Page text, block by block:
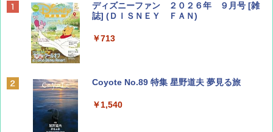
ディズニーファン ２０２６年 ９月号 [雑
誌] (ＤＩＳＮＥＹ ＦＡＮ)
￥713
Coyote No.89 特集 星野道夫 夢見る旅
￥1,540